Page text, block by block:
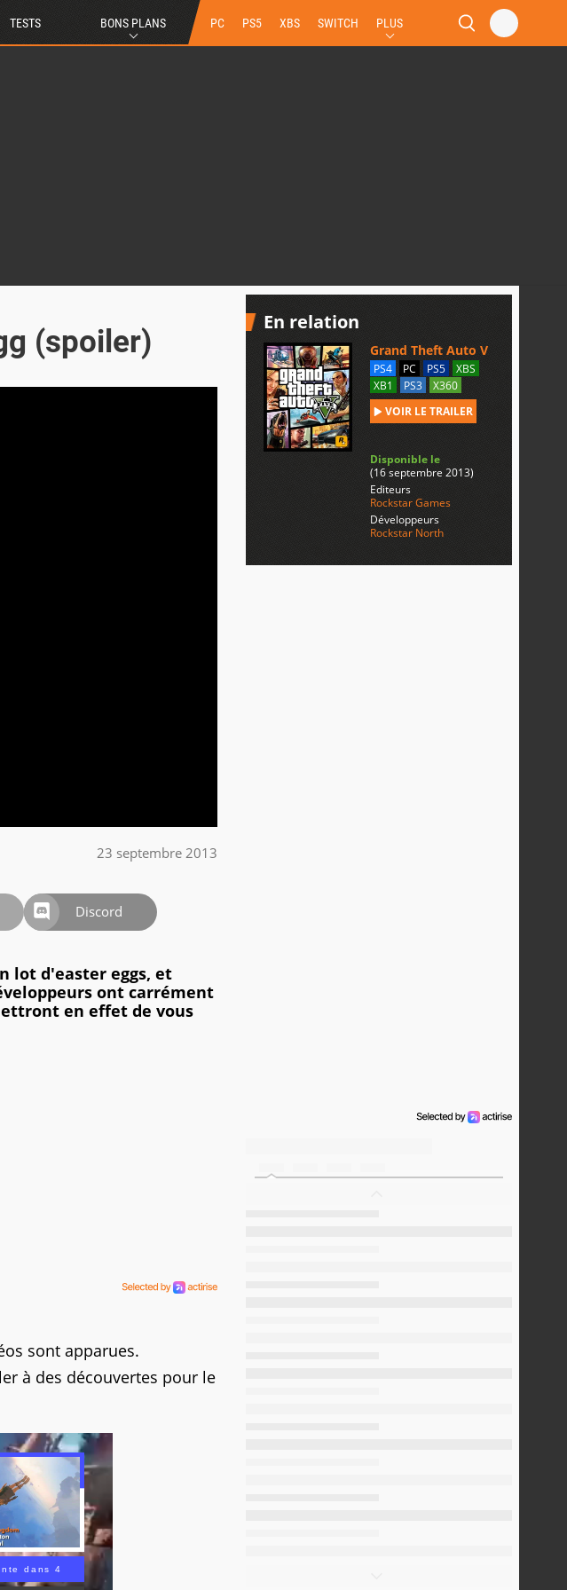
TESTS BONS PLANS PC PS5 XBS SWITCH PLUS
(spoiler)
23 septembre 2013
Discord
lot d'easter eggs, et
ont carrément
en effet de vous
sont apparues.
à des découvertes pour le
dans 2
En relation
Grand Theft Auto V
PS4 PC PS5
XBS
XB1
PS3
X360
VOIR LE TRAILER
Disponible le
(16 septembre 2013)
Editeurs
Rockstar Games
Développeurs
Rockstar North